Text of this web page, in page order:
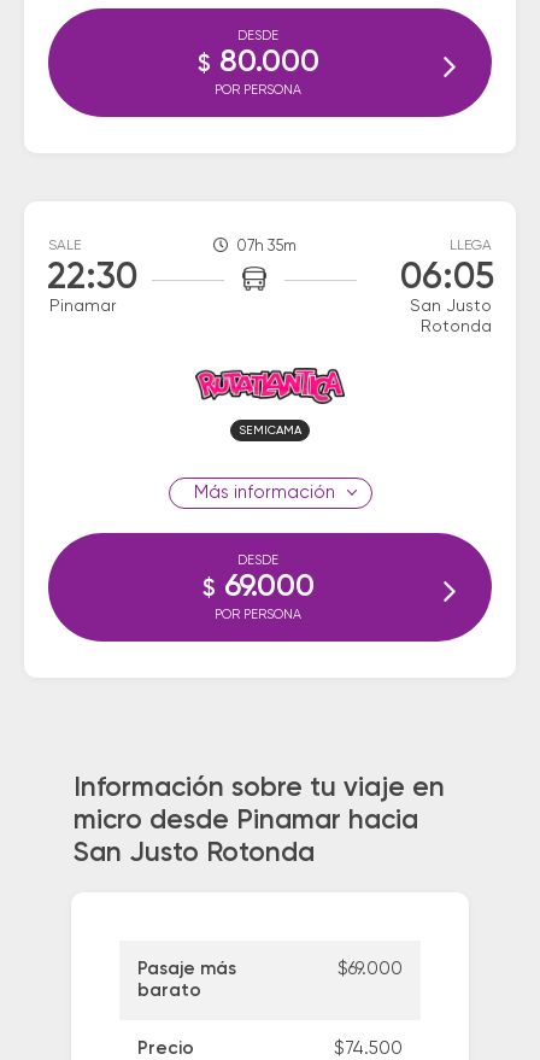
DESDE
$ 80.000
POR PERSONA
SALE
22:30
Pinamar
07h 35m LLEGA
06:05
San Justo
Rotonda
SEMICAMA
información
DESDE
$ 69.000
POR PERSONA
Información sobre tu viaje en
micro desde Pinamar hacia
San Justo Rotonda
Pasaje más
barato
$69.000
Precio
$74.500